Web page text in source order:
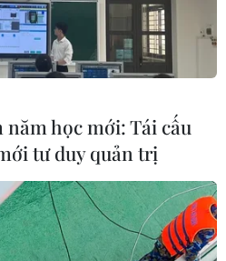
học mới: Tái cấu
tư duy quản trị